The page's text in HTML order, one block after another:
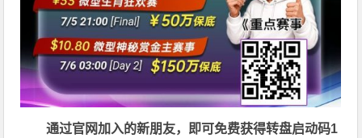
通过官网加入的新朋友，即可免费获得转盘启动码1